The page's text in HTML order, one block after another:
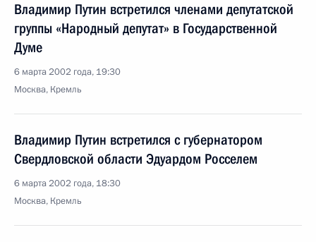
Владимир Путин встретился членами депутатской
группы «Народный депутат» в Государственной
Думе
6 марта 2002 года, 19:30
Москва, Кремль
Владимир Путин встретился с губернатором
Свердловской области Эдуардом Росселем
6 марта 2002 года, 18:30
Москва, Кремль